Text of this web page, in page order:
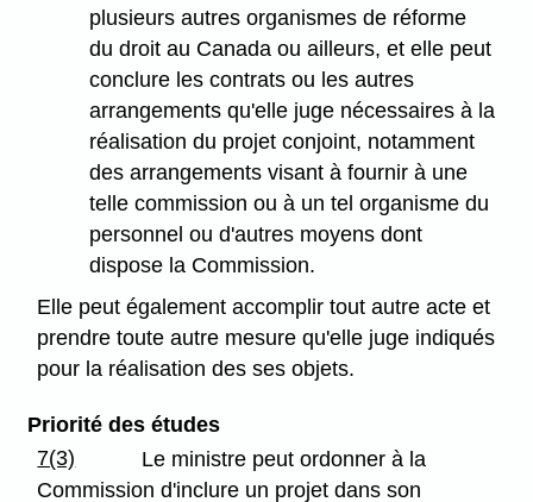
plusieurs autres organismes de réforme
du droit au Canada ou ailleurs, et elle peut
conclure les contrats ou les autres
arrangements qu'elle juge nécessaires à la
réalisation du projet conjoint, notamment
des arrangements visant à fournir à une
telle commission ou à un tel organisme du
personnel ou d'autres moyens dont
dispose la Commission.
Elle peut également accomplir tout autre acte et
prendre toute autre mesure qu'elle juge indiqués
pour la réalisation des ses objets.
Priorité des études
7(3)
Le ministre peut ordonner à la
Commission d'inclure un projet dans son